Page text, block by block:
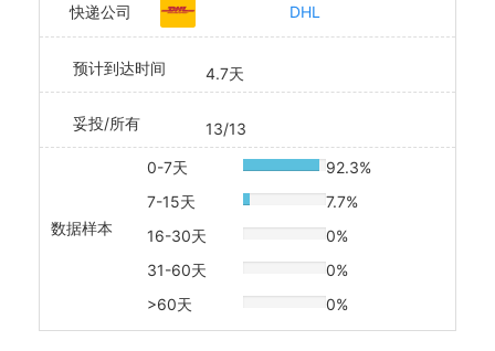
快递公司 DHL
预计到达时间 4.7天
妥投/所有 13/13
数据样本
0-7天 20% Complete
92.3%
7-15天
20% Complete7.7%
16-30天
20% Complete0%
31-60天
20% Complete0%
>60天
20% Complete0%